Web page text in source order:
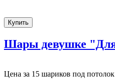
Шары девушке
Цена за 15 шариков под потолок